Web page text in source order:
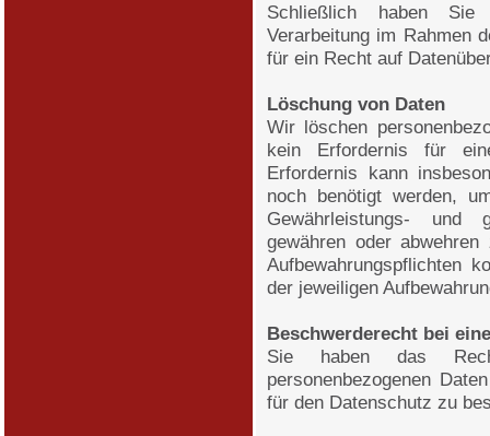
Schließlich haben Sie
Verarbeitung im Rahmen
für ein Recht auf
Löschung von Daten
Wir löschen
kein Erfordernis für
Erfordernis kann
noch benötigt werden,
Gewährleistungs- und
gewähren oder
Aufbewahrungspflichten
der jeweiligen
Beschwerderecht bei
Sie haben das
personenbezogenen
für den Datenschutz zu